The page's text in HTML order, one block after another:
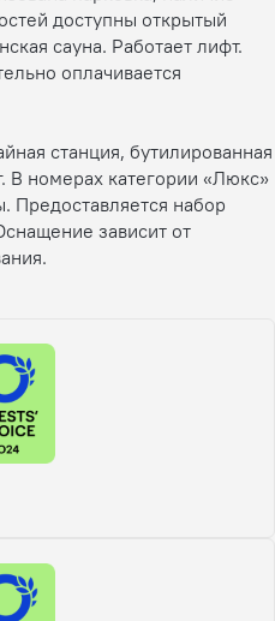
доступны открытый
сауна. Работает лифт.
оплачивается
станция, бутилированная
В номерах категории «Люкс»
Предоставляется набор
зависит от